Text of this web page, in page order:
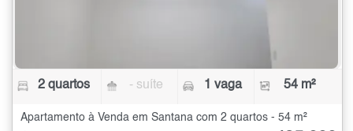
2 quartos - suíte 1 vaga 54 m²
Apartamento à Venda em Santana com 2 quartos - 54 m²